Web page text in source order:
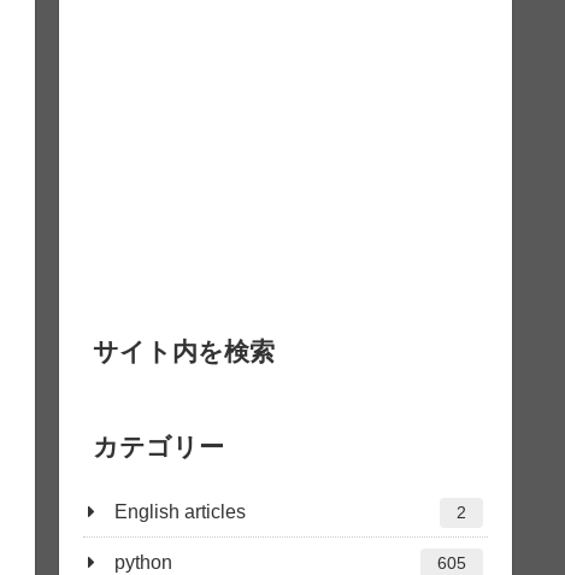
サイト内を検索
カテゴリー
English articles 2
python 605